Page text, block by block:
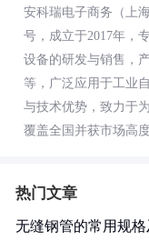
安科瑞电子商务（上
号，成立于2017年，
设备的研发与销售，
等，广泛应用于工业
与技术优势，致力于
覆盖全国并获市场高度
热门文章
无缝钢管的常用规